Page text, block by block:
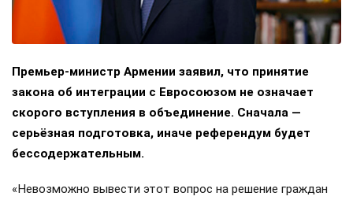
Премьер-министр Армении заявил, что принятие
закона об интеграции с Евросоюзом не означает
скорого вступления в объединение. Сначала —
серьёзная подготовка, иначе референдум будет
бессодержательным.
«Невозможно вывести этот вопрос на решение граждан